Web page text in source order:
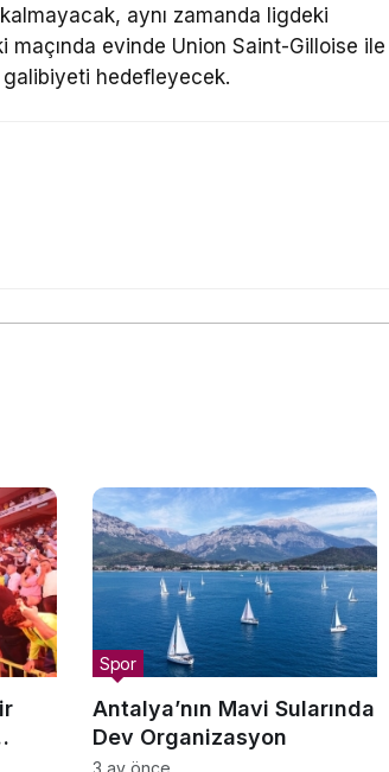
aynı zamanda ligdeki
maçında evinde Union Saint-Gilloise ile
hedefleyecek.
Antalya’nın Mavi Sularında
Dev Organizasyon
Spor
3 ay önce